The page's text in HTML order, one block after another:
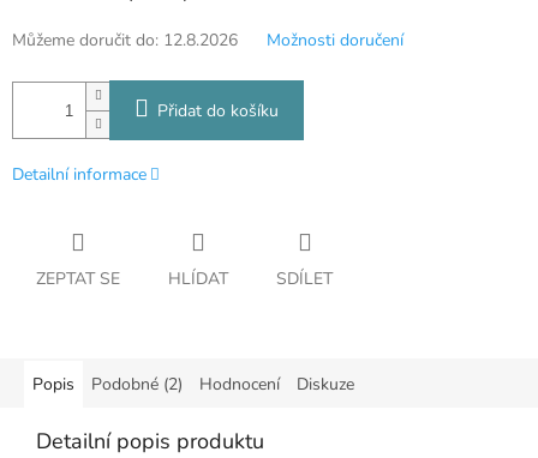
Můžeme doručit do: 12.8.2026 Možnosti doručení
Přidat do košíku
Detailní informace
ZEPTAT SE HLÍDAT SDÍLET
Popis Podobné (2) Hodnocení Diskuze
Detailní popis produktu